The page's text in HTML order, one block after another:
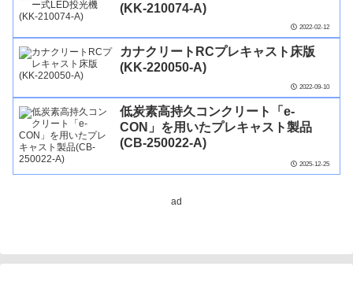
(KK-210074-A)
2022-02-12
カナクリートRCプレキャスト床版
(KK-220050-A)
2022-09-10
低炭素高持久コンクリート「e-
CON」を用いたプレキャスト製品
(CB-250022-A)
2025-12-25
ad